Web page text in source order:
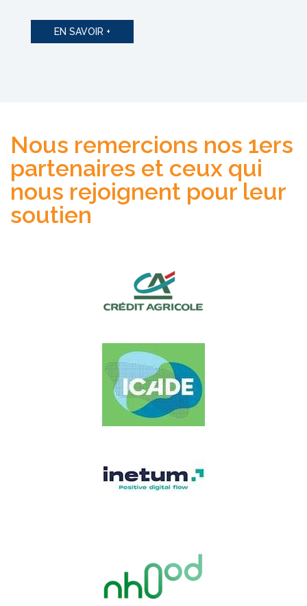
EN SAVOIR +
Nous remercions nos 1ers
partenaires et ceux qui
nous rejoignent pour leur
soutien